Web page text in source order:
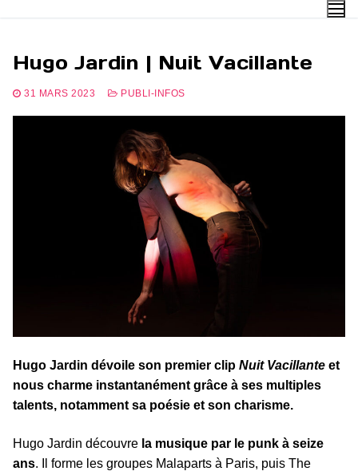
Hugo Jardin | Nuit Vacillante
31 MARS 2023 PUBLI-INFOS
Hugo Jardin dévoile son premier clip Nuit Vacillante et
nous charme instantanément grâce à ses multiples
talents, notamment sa poésie et son charisme.
Hugo Jardin découvre la musique par le punk à seize
ans. Il forme les groupes Malaparts à Paris, puis The